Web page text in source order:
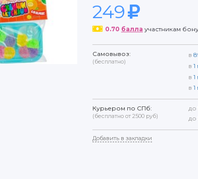
249
0.70 балла участникам
Самовывоз:
(бесплатно)
в
в 1
в 1
в 1
Курьером по СПб:
(бесплатно от 2500 руб)
до
до
Добавить в закладки